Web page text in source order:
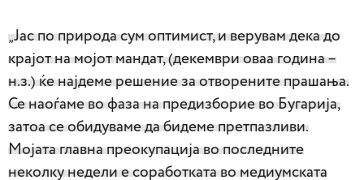
„Јас по природа сум оптимист, и верувам дека до
крајот на мојот мандат, (декември оваа година –
н.з.) ќе најдеме решение за отворените прашања.
Се наоѓаме во фаза на предизборие во Бугарија,
затоа се обидуваме да бидеме претпазливи.
Мојата главна преокупација во последните
неколку недели е соработката во медиумската